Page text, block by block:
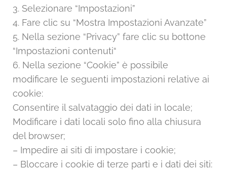
3. Selezionare “Impostazioni”
4. Fare clic su “Mostra Impostazioni Avanzate”
5. Nella sezione “Privacy” fare clic su bottone
“Impostazioni contenuti“
6. Nella sezione “Cookie” è possibile
modificare le seguenti impostazioni relative ai
cookie:
Consentire il salvataggio dei dati in locale;
Modificare i dati locali solo fino alla chiusura
del browser;
– Impedire ai siti di impostare i cookie;
– Bloccare i cookie di terze parti e i dati dei siti: